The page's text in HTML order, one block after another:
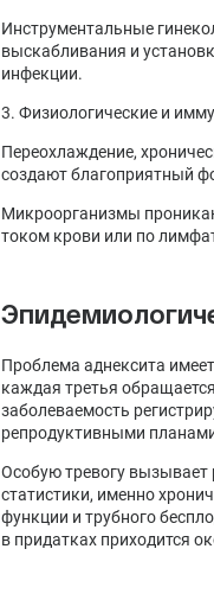
Инструментальные
выскабливания и
инфекции.
3. Физиологические и
Переохлаждение,
создают благоприятный
Микроорганизмы
током крови или по
Проблема аднексита
каждая третья
заболеваемость
репродуктивными
Особую тревогу вызывает
статистики, именно
функции и трубного
в придатках приходится